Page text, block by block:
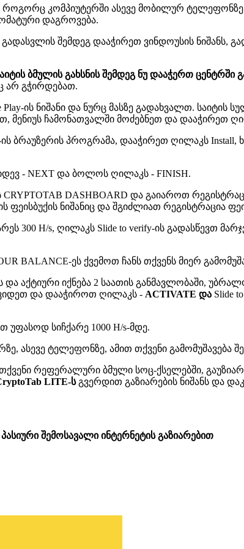
კომპიუტერში ასევე მობილურ ტელეფონზე
დაგროვება.
გადასვლის შემდეგ დააჭირეთ ვინდოუსის
ბმულის გახსნის შემდეგ ნუ დააჭერთ ცენტრში
არ გჭირდებათ.
ის ნიშანი და ნურც მასზე გადახვალთ. საიტის
მენიუს ჩამონათვალში მოძებნეთ და დააჭირეთ
ის ბრაუზერის პროგრამა, დააჭირეთ ღილაკს
- NEXT და ბოლოს ღილაკს - FINISH.
DASHBOARD და გაიაროთ
ფეისბუქის ნიშანიც და შგიძლიათ რეგისტრაცია
300 H/s, ღილაკს Slide to verify-ის გადასწევთ
BALANCE-ეს ქვემოთ ჩანს თქვენს მიერ
აქტიური იქნება 2 საათის განმავლობაში,
და დააჭიროთ ღილაკს - ACTIVATE და Slide
სიჩქარე 1000 H/s-მდე.
ასევე ტელეფონზე, ამით თქვენი გამომუშავება
რეფერალური ბმული სოც-ქსელებში,
LITE-სგვერდით გაზიარების ნიშანს და
პასიური შემოსავალი ინტერნეტის გაზიარებით